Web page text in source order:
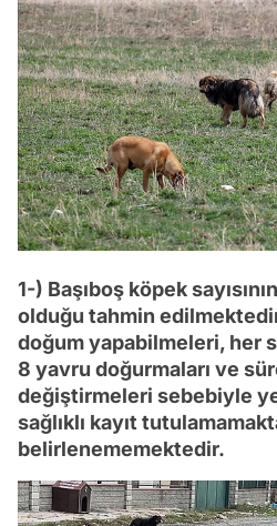
1-) Başıboş köpek
olduğu tahmin
doğum yapabilmeleri, her
8 yavru doğurmaları ve
değiştirmeleri sebebiyle
sağlıklı kayıt
belirlenememektedir.